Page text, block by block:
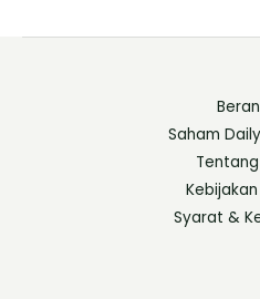
Saham
Syarat &